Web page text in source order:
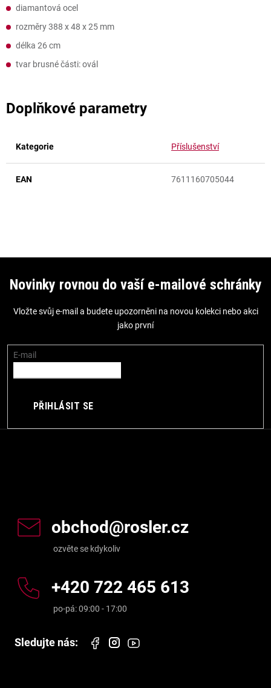
diamantová ocel
rozměry 388 x 48 x 25 mm
délka 26 cm
tvar brusné části: ovál
Doplňkové parametry
Kategorie Příslušenství
EAN 7611160705044
Novinky rovnou do vaší e-mailové schránky
Vložte svůj e-mail a budete upozorněni na novou kolekci nebo akci
jako první
E-mail
PŘIHLÁSIT SE
obchod@rosler.cz
+420 722 465 613